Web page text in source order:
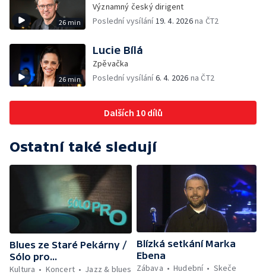
26 min
Významný český dirigent
Poslední vysílání19. 4. 2026na ČT2
26 min
Lucie Bílá
Zpěvačka
Poslední vysílání6. 4. 2026 na ČT2
Dalších 10 dílů
Ostatní také sledují
Blues ze Staré Pekárny /
Sólo pro...
Kultura
Koncert Jazz & blues
Blízká setkání Marka
Ebena
Zábava
Hudební Skeče